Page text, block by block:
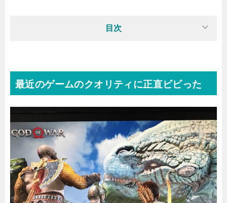
目次
最近のゲームのクオリティに正直ビビった